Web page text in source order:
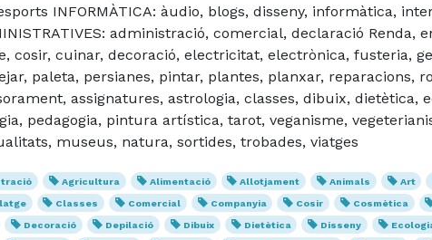
esports INFORMÀTICA: àudio, blogs, disseny, informàtica,
administració, comercial, declaració Renda,
cosir, cuinar, decoració, electricitat, electrònica, fusteria,
paleta, persianes, pintar, plantes, planxar, reparacions,
assignatures, astrologia, classes, dibuix, dietètica,
pedagogia, pintura artística, tarot, veganisme,
museus, natura, sortides, trobades, viatges
Agricultura Alimentació Allotjament Animals Art
Classes Comercial Companyia Cosir Cosmètica
Decoració Depilació Dibuix Dietètica Disseny